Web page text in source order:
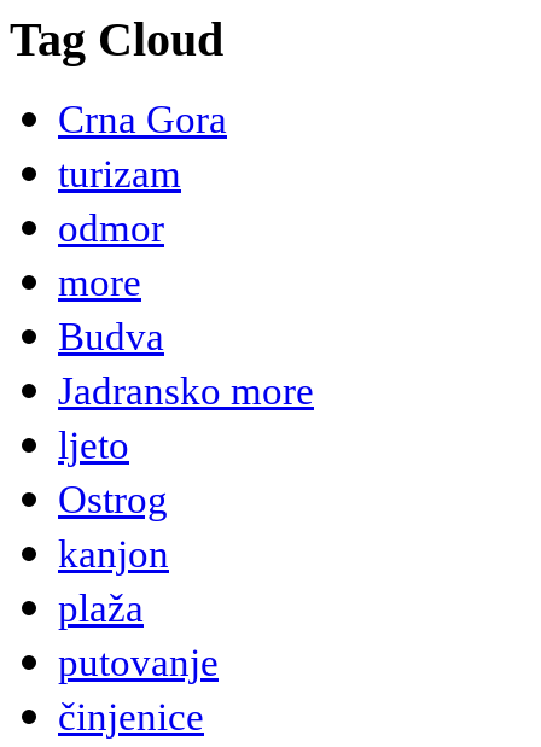
Tag Cloud
Crna Gora
turizam
odmor
more
Budva
Jadransko more
ljeto
Ostrog
kanjon
plaža
putovanje
činjenice